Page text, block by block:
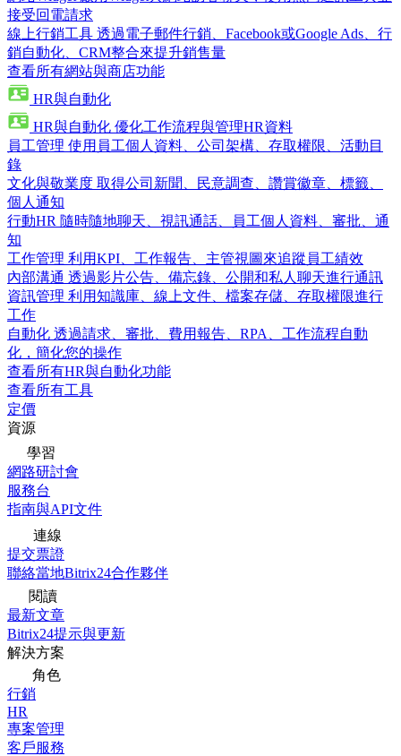
接受回電請求
線上行銷工具 透過電子郵件行銷、Facebook或Google Ads、行
銷自動化、CRM整合來提升銷售量
查看所有網站與商店功能
HR與自動化
HR與自動化 優化工作流程與管理HR資料
員工管理 使用員工個人資料、公司架構、存取權限、活動目
錄
文化與敬業度 取得公司新聞、民意調查、讚賞徽章、標籤、
個人通知
行動HR 隨時隨地聊天、視訊通話、員工個人資料、審批、通
知
工作管理 利用KPI、工作報告、主管視圖來追蹤員工績效
內部溝通 透過影片公告、備忘錄、公開和私人聊天進行通訊
資訊管理 利用知識庫、線上文件、檔案存儲、存取權限進行
工作
自動化 透過請求、審批、費用報告、RPA、工作流程自動
化，簡化您的操作
查看所有HR與自動化功能
查看所有工具
定價
資源
學習
網路研討會
服務台
指南與API文件
連線
提交票證
聯絡當地Bitrix24合作夥伴
閱讀
最新文章
Bitrix24提示與更新
解決方案
角色
行銷
HR
專案管理
客戶服務